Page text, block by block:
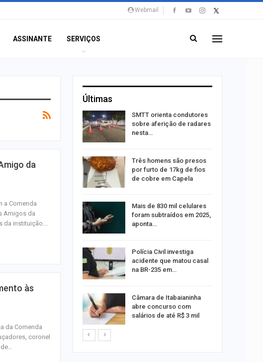
Webmail
ASSINANTE SERVIÇOS
da
a Comenda
Amigos da
da instituição.…
às
da Comenda
coronel
Últimas
protestam por
América recebe
edição do projeto
de-magalhães é
morto na Praia
SMTT orienta condutores
sobre aferição de radares
nesta…
Três homens são presos
por furto de 17kg de fios
de cobre em Capela
Mais de 830 mil celulares
foram subtraídos em 2025,
aponta…
Polícia Civil investiga
acidente que matou casal
na BR-235 em…
Câmara de Itabaianinha
abre concurso com
salários de até R$ 3 mil